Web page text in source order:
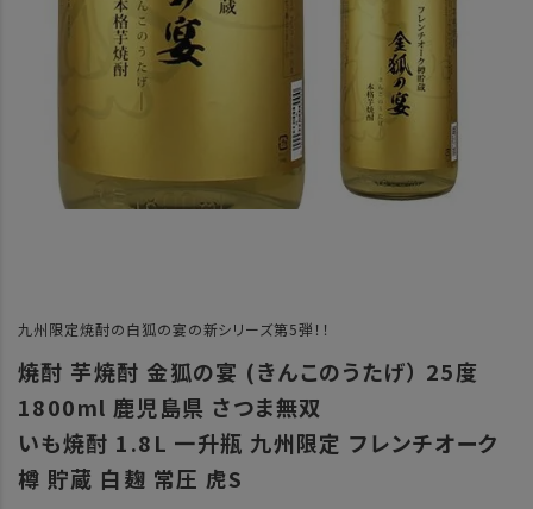
九州限定焼酎の白狐の宴の新シリーズ第5弾！！
焼酎 芋焼酎 金狐の宴 (きんこのうたげ） 25度
1800ml 鹿児島県 さつま無双
いも焼酎 1.8L 一升瓶 九州限定 フレンチオーク
樽 貯蔵 白麹 常圧 虎S